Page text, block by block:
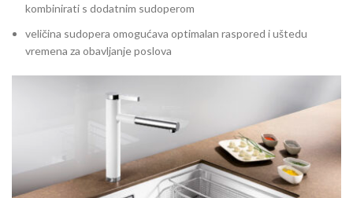
kombinirati s dodatnim sudoperom
veličina sudopera omogućava optimalan raspored i uštedu
vremena za obavljanje poslova